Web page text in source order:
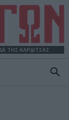
ΤΗΣ ΚΑΡΔΙΤΣΑΣ